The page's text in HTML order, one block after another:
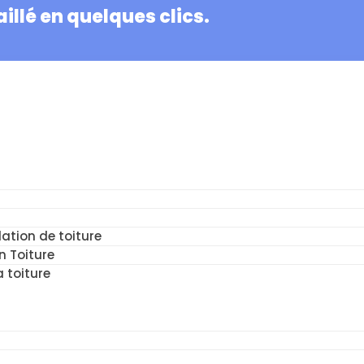
en quelques clics.
de toiture
Toiture
toiture